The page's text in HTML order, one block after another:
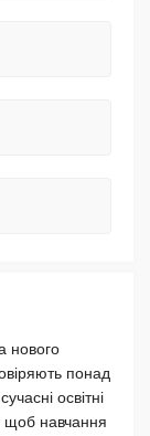
нового
понад
освітні
щоб навчання